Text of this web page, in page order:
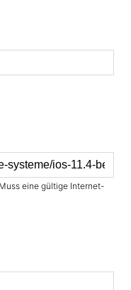
eine gültige Internet-